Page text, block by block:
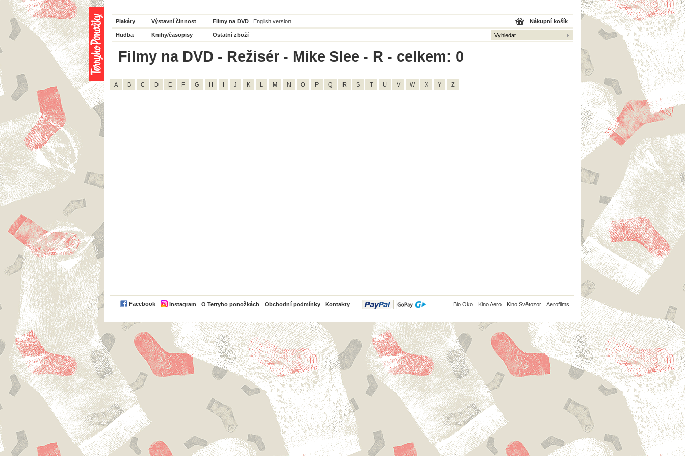
Plakáty Výstavní činnost Filmy na DVD English version
Hudba Knihy/časopisy Ostatní zboží
Nákupní košík
Filmy na DVD - Režisér - Mike Slee - R - celkem: 0
A B C D E F G H I J K L M N O P Q R S T U V W X Y Z
Facebook Instagram O Terryho ponožkách Obchodní podmínky Kontakty
PayPal Bio Oko Kino Aero Kino Světozor Aerofilms